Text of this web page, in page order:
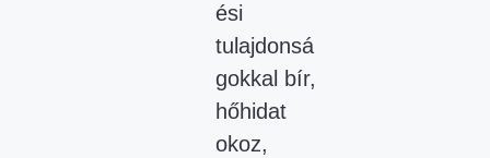
ési
tulajdonsá
gokkal bír,
hőhidat
okoz,